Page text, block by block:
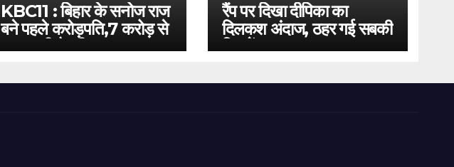
KBC11 : बिहार के सनोज राज
बने पहले करोड़पति,7 करोड़ से
बस इतनी है दूरी
रैंप पर दिखा दीपिका का
दिलकश अंदाज, ठहर गई सबकी
निगाहें